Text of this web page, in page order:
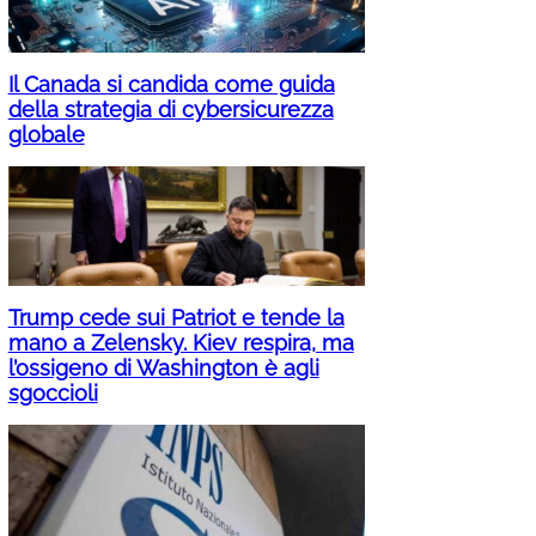
Il Canada si candida come guida
della strategia di cybersicurezza
globale
Trump cede sui Patriot e tende la
mano a Zelensky. Kiev respira, ma
l’ossigeno di Washington è agli
sgoccioli